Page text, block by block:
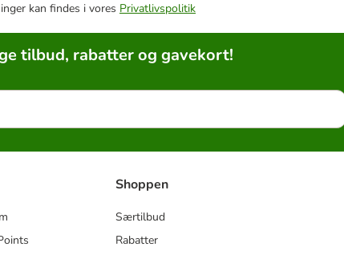
kan findes i vores Privatlivspolitik
tilbud, rabatter og gavekort!
Shoppen
Særtilbud
Rabatter